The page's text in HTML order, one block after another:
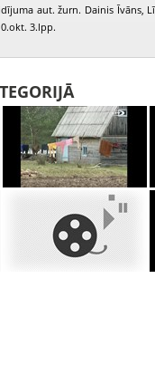
aut. žurn. Dainis Īvāns,
3.lpp.